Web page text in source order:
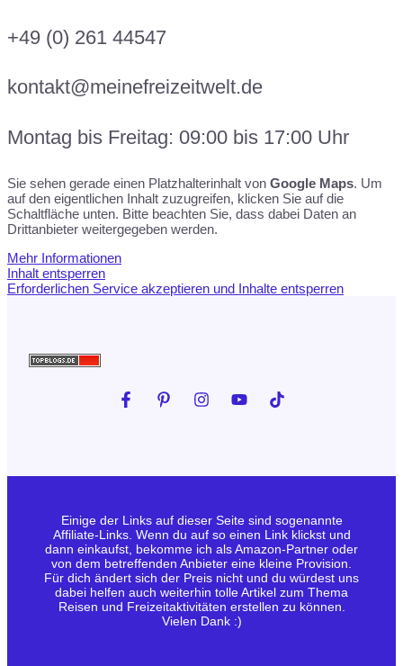
+49 (0) 261 44547
kontakt@meinefreizeitwelt.de
Montag bis Freitag: 09:00 bis 17:00 Uhr
Sie sehen gerade einen Platzhalterinhalt von Google Maps. Um
auf den eigentlichen Inhalt zuzugreifen, klicken Sie auf die
Schaltfläche unten. Bitte beachten Sie, dass dabei Daten an
Drittanbieter weitergegeben werden.
Mehr Informationen
Inhalt entsperren
Erforderlichen Service akzeptieren und Inhalte entsperren
Einige der Links auf dieser Seite sind sogenannte
Affiliate-Links. Wenn du auf so einen Link klickst und
dann einkaufst, bekomme ich als Amazon-Partner oder
von dem betreffenden Anbieter eine kleine Provision.
Für dich ändert sich der Preis nicht und du würdest uns
dabei helfen auch weiterhin tolle Artikel zum Thema
Reisen und Freizeitaktivitäten erstellen zu können.
Vielen Dank :)